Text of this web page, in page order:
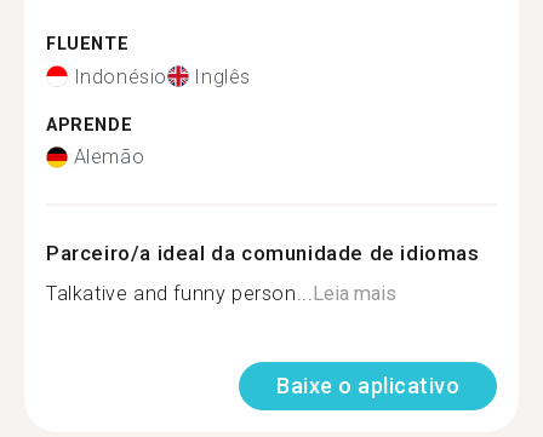
FLUENTE
Indonésio Inglês
APRENDE
Alemão
Parceiro/a ideal da comunidade de idiomas
Talkative and funny person...Leia mais
Baixe o aplicativo